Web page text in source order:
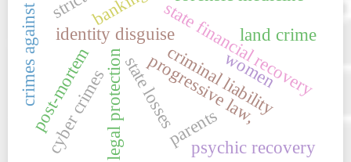
progressive law,
state financial recovery
state losses
legal protection parentspsychic recovery
identity disguise
women
cyber crimes
post-mortem
crimes against life criminal liability
land crime